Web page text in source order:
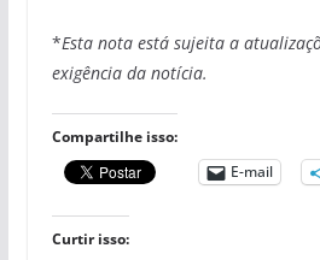
*Esta nota está sujeita a
exigência da notícia.
Compartilhe isso:
E-mail
Curtir isso: